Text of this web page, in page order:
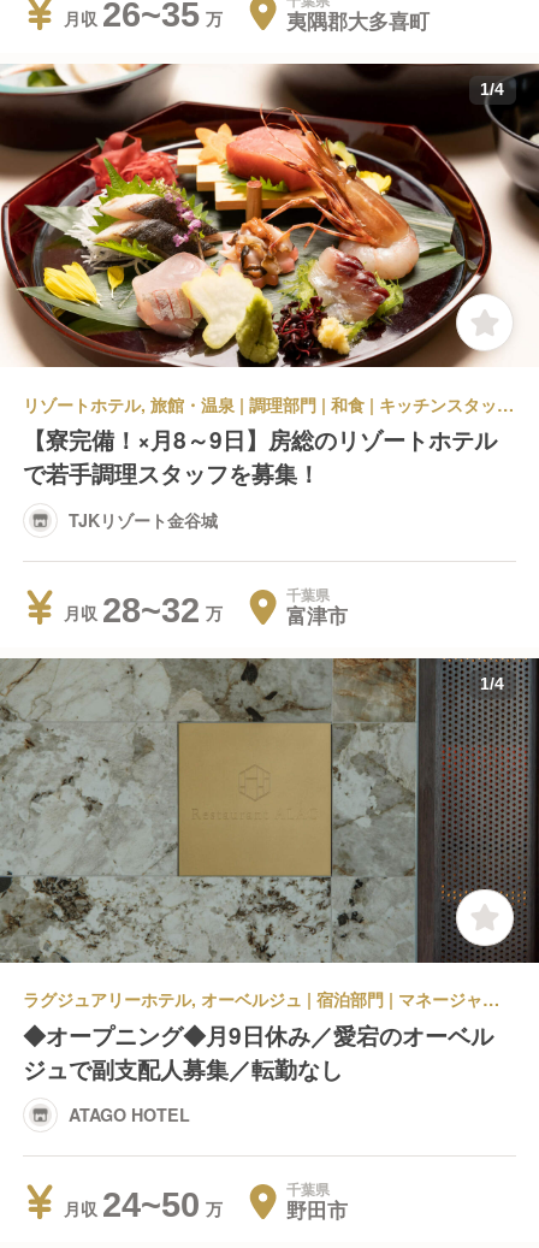
月収 26~35 夷隅郡大多喜町
1/4
リゾートホテル, 旅館・温泉 | 調理部門 | 和食 | キッチンスタッフ | TJKリゾート金谷城
【寮完備！×月8～9日】房総のリゾートホテル
で若手調理スタッフを募集！
TJKリゾート金谷城
月収 28~32 千葉県
富津市
1/4
ラグジュアリーホテル, オーベルジュ | 宿泊部門 | マネージャー・支配人・副支配人・女将 | ATAGO HOTEL
◆オープニング◆月9日休み／愛宕のオーベル
ジュで副支配人募集／転勤なし
ATAGO HOTEL
月収 24~50 千葉県
野田市